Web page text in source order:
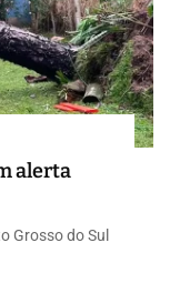
alerta
Grosso do Sul